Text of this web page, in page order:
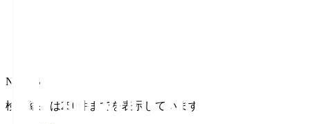
NHK BS
検索結果は250件までを表示しています